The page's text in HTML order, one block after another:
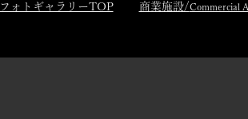
フォトギャラリーTOP 商業施設/Commercial